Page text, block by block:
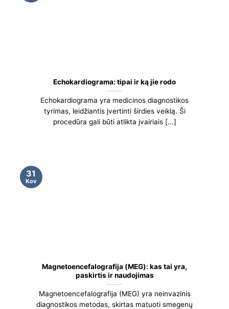
Echokardiograma: tipai ir ką jie rodo
Echokardiograma yra medicinos diagnostikos
tyrimas, leidžiantis įvertinti širdies veiklą. Ši
procedūra gali būti atlikta įvairiais [...]
Magnetoencefalografija (MEG): kas tai yra,
paskirtis ir naudojimas
Magnetoencefalografija (MEG) yra neinvazinis
diagnostikos metodas, skirtas matuoti smegenų
31
Kov